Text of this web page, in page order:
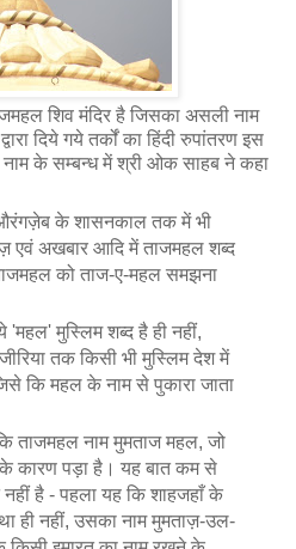
शिव मंदिर है जिसका असली नाम
दिये गये तर्कों का हिंदी रुपांतरण इस
के सम्बन्ध में श्री ओक साहब ने कहा
के शासनकाल तक में भी
एवं अखबार आदि में ताजमहल शब्द
को ताज-ए-महल समझना
मुस्लिम शब्द है ही नहीं,
तक किसी भी मुस्लिम देश में
कि महल के नाम से पुकारा जाता
ताजमहल नाम मुमताज महल, जो
के कारण पड़ा है। यह बात कम से
है - पहला यह कि शाहजहाँ के
ही नहीं, उसका नाम मुमताज़-उल-